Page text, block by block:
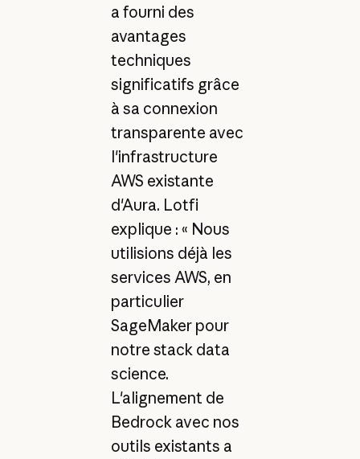
a fourni des
avantages
techniques
significatifs grâce
à sa connexion
transparente avec
l'infrastructure
AWS existante
d'Aura. Lotfi
explique : « Nous
utilisions déjà les
services AWS, en
particulier
SageMaker pour
notre stack data
science.
L'alignement de
Bedrock avec nos
outils existants a